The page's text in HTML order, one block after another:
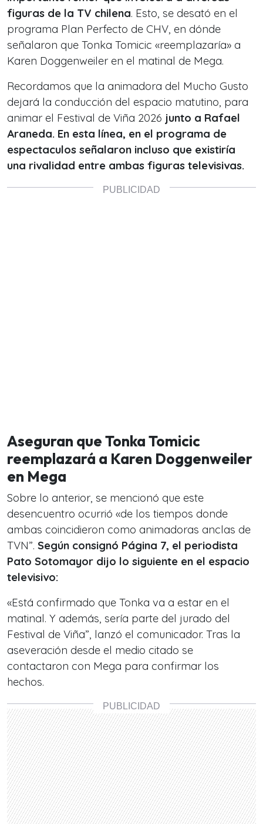
figuras de la TV chilena. Esto, se desató en el
programa Plan Perfecto de CHV, en dónde
señalaron que Tonka Tomicic «reemplazaría» a
Karen Doggenweiler en el matinal de Mega.
Recordamos que la animadora del Mucho Gusto
dejará la conducción del espacio matutino, para
animar el Festival de Viña 2026 junto a Rafael
Araneda. En esta línea, en el programa de
espectaculos señalaron incluso que existiría
una rivalidad entre ambas figuras televisivas.
Aseguran que Tonka Tomicic
reemplazará a Karen Doggenweiler
en Mega
Sobre lo anterior, se mencionó que este
desencuentro ocurrió «de los tiempos donde
ambas coincidieron como animadoras anclas de
TVN”. Según consignó Página 7, el periodista
Pato Sotomayor dijo lo siguiente en el espacio
televisivo:
«Está confirmado que Tonka va a estar en el
matinal. Y además, sería parte del jurado del
Festival de Viña”, lanzó el comunicador. Tras la
aseveración desde el medio citado se
contactaron con Mega para confirmar los
hechos.